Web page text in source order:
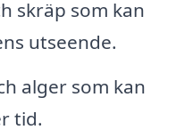
skräp som kan
utseende.
alger som kan
tid.